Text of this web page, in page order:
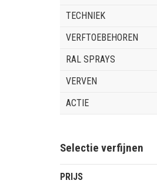
TECHNIEK
VERFTOEBEHOREN
RAL SPRAYS
VERVEN
ACTIE
Selectie verfijnen
PRIJS